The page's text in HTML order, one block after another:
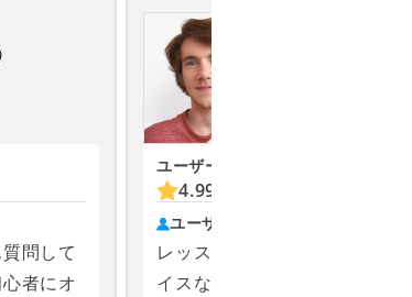
問して
者にオ
ユーザーの評価
4.99
ユーザーの声
レッスンの進め方やチャット
イスなど、とても丁寧で優し